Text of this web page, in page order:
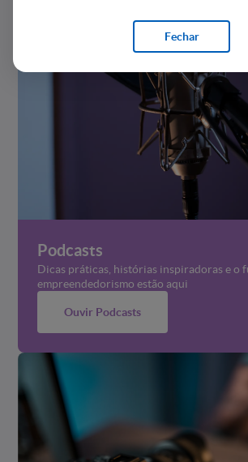
Podcasts
Dicas práticas, histórias inspiradoras e o
empreendedorismo estão aqui
Ouvir Podcasts
Fechar